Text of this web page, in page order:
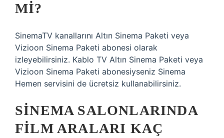
MI?
SinemaTV kanallarını Altın Sinema Paketi veya
Vizioon Sinema Paketi abonesi olarak
izleyebilirsiniz. Kablo TV Altın Sinema Paketi veya
Vizioon Sinema Paketi abonesiyseniz Sinema
Hemen servisini de ücretsiz kullanabilirsiniz.
SINEMA SALONLARINDA
FILM ARALARI KAÇ